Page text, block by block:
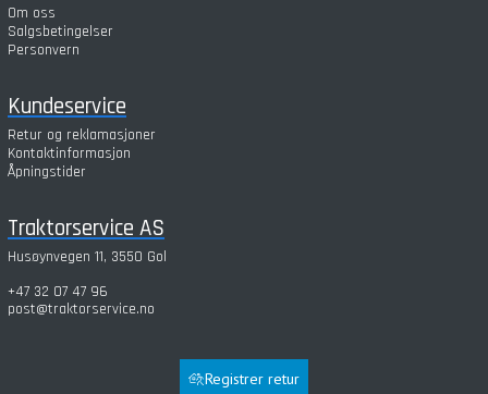
Om oss
Salgsbetingelser
Personvern
Kundeservice
Retur og reklamasjoner
Kontaktinformasjon
Åpningstider
Traktorservice AS
Husøynvegen 11, 3550 Gol
+47 32 07 47 96
post@traktorservice.no
Registrer retur